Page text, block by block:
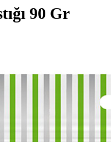
90 Gr